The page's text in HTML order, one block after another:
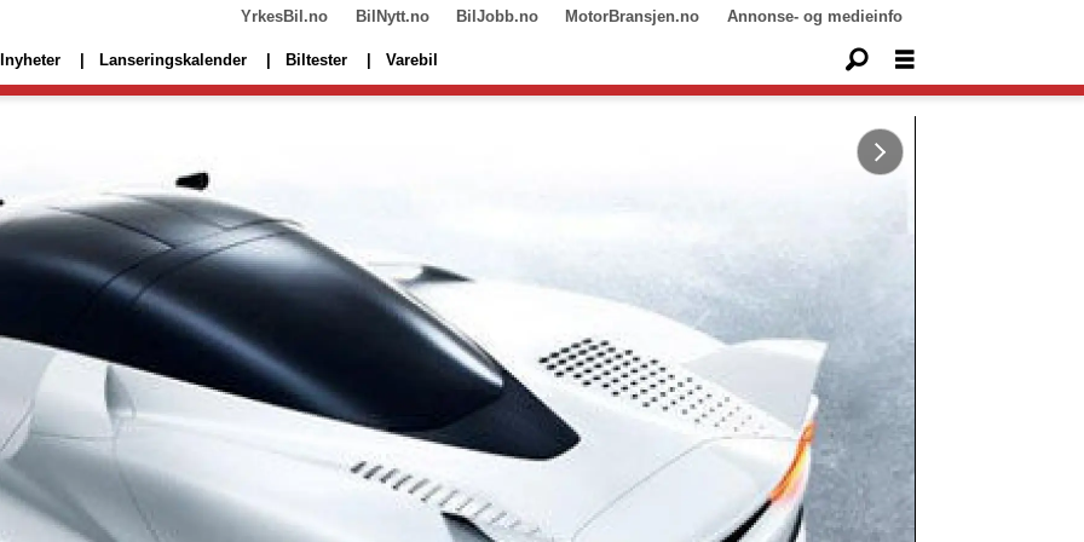
YrkesBil.no BilNytt.no BilJobb.no MotorBransjen.no Annonse- og medieinfo
Lanseringskalender Biltester Varebil